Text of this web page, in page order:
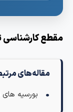
کارشناسی
مقاله‌های مرتبط:
بورسیه های